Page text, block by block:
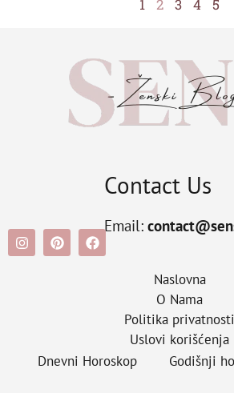
1 2 3 4 5
Contact Us
Email:
Naslovna
O Nama
Politika privatnosti
Uslovi korišćenja
Dnevni Horoskop
Godišnji